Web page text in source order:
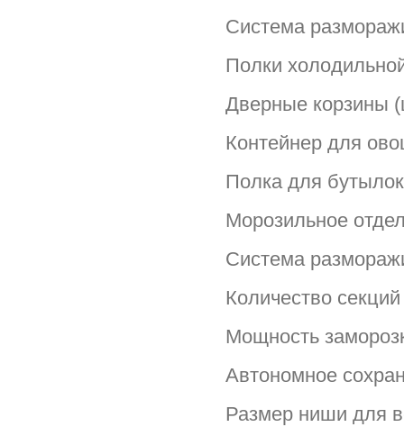
Система
Полки
Дверные корзины
Контейнер для
Полка для
Морозильное
Система
Количество
Мощность
Автономное
Размер ниши для